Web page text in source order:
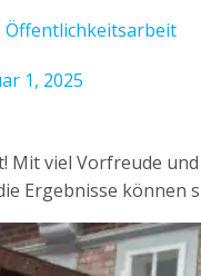
Öffentlichkeitsarbeit
1, 2025
Mit viel Vor­freu­de
Ergeb­nis­se kön­nen